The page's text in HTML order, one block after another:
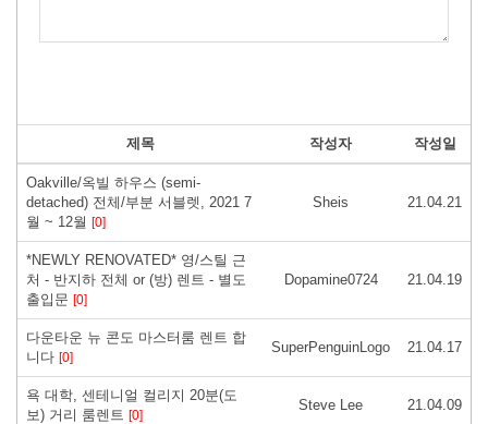
제목 작성자 작성일
Oakville/옥빌 하우스 (semi-
detached) 전체/부분 서블렛, 2021 7
월 ~ 12월 [0]
Sheis 21.04.21
*NEWLY RENOVATED* 영/스틸 근
처 - 반지하 전체 or (방) 렌트 - 별도
출입문 [0]
Dopamine0724 21.04.19
다운타운 뉴 콘도 마스터룸 렌트 합
니다 [0]
SuperPenguinLogo 21.04.17
욕 대학, 센테니얼 컬리지 20분(도
보) 거리 룸렌트 [0]
Steve Lee 21.04.09